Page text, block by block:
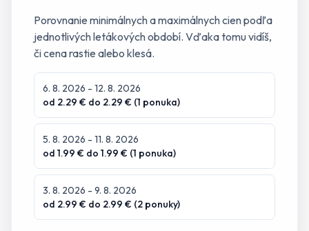
Porovnanie minimálnych a maximálnych cien podľa
jednotlivých letákových období. Vďaka tomu vidíš,
či cena rastie alebo klesá.
6. 8. 2026 - 12. 8. 2026
od 2.29 € do 2.29 € (1 ponuka)
5. 8. 2026 - 11. 8. 2026
od 1.99 € do 1.99 € (1 ponuka)
3. 8. 2026 - 9. 8. 2026
od 2.99 € do 2.99 € (2 ponuky)